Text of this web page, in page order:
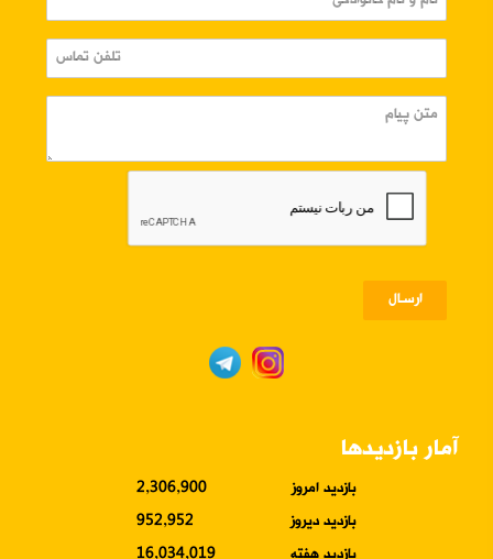
ارسـال
آمار بازدیدها
بازدید امروز
2,306,900
بازدید دیروز
952,952
بازدید هفته
16,034,019